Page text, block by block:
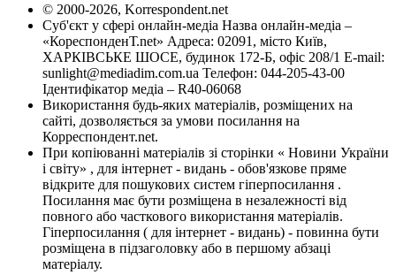
© 2000-2026, Korrespondent.net
Суб'єкт у сфері онлайн-медіа Назва онлайн-медіа –
«КореспонденТ.net» Адреса: 02091, місто Київ,
ХАРКІВСЬКЕ ШОСЕ, будинок 172-Б, офіс 208/1 E-mail:
sunlight@mediadim.com.ua Телефон: 044-205-43-00
Ідентифікатор медіа – R40-06068
Використання будь-яких матеріалів, розміщених на
сайті, дозволяється за умови посилання на
Корреспондент.net.
При копіюванні матеріалів зі сторінки « Новини України
і світу» , для інтернет - видань - обов'язкове пряме
відкрите для пошукових систем гіперпосилання .
Посилання має бути розміщена в незалежності від
повного або часткового використання матеріалів.
Гіперпосилання ( для інтернет - видань) - повинна бути
розміщена в підзаголовку або в першому абзаці
матеріалу.